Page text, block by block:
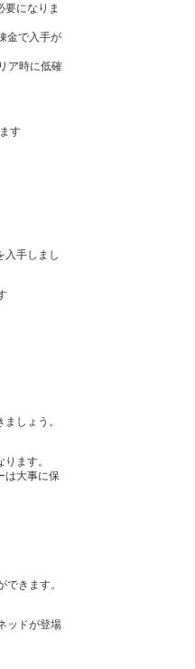
になりま
金で入手が
ア時に低確
す
入手しまし
しょう。
ます。
は大事に保
きます。
ッドが登場